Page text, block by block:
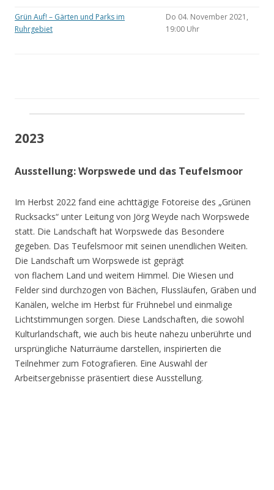
Grün Auf! – Gärten und Parks im
Ruhrgebiet
Do 04. November 2021,
19:00 Uhr
2023
Ausstellung: Worpswede und das Teufelsmoor
Im Herbst 2022 fand eine achttägige Fotoreise des „Grünen
Rucksacks“ unter Leitung von Jörg Weyde nach Worpswede
statt. Die Landschaft hat Worpswede das Besondere
gegeben. Das Teufelsmoor mit seinen unendlichen Weiten.
Die Landschaft um Worpswede ist geprägt
von flachem Land und weitem Himmel. Die Wiesen und
Felder sind durchzogen von Bächen, Flussläufen, Gräben und
Kanälen, welche im Herbst für Frühnebel und einmalige
Lichtstimmungen sorgen. Diese Landschaften, die sowohl
Kulturlandschaft, wie auch bis heute nahezu unberührte und
ursprüngliche Naturräume darstellen, inspirierten die
Teilnehmer zum Fotografieren. Eine Auswahl der
Arbeitsergebnisse präsentiert diese Ausstellung.